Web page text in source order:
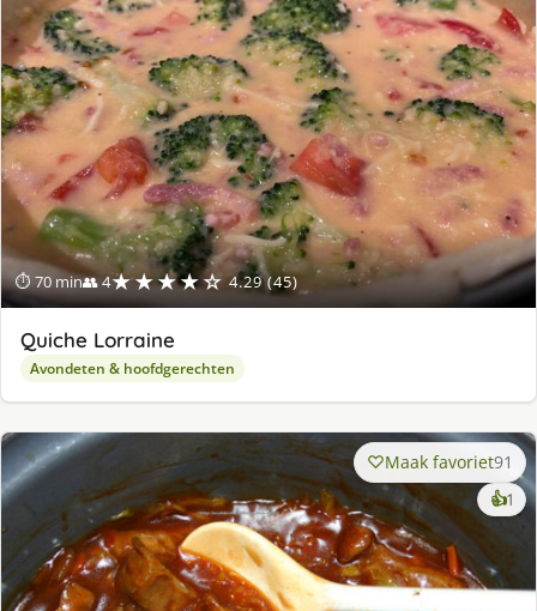
⏱ 70 min👥 4★★★★☆ 4.29 (45)
Quiche Lorraine
Avondeten & hoofdgerechten
Maak favoriet91
👍1